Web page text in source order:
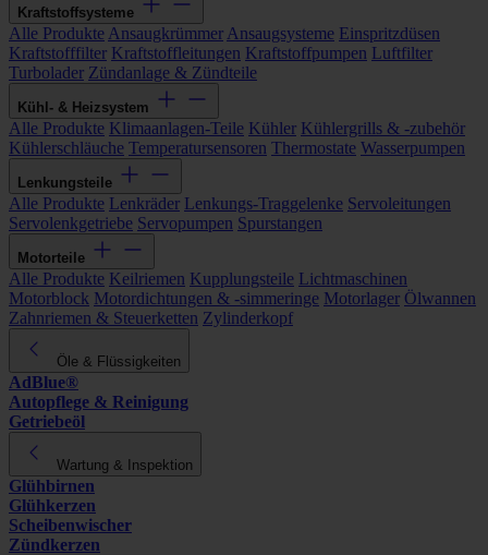
Kraftstoffsysteme
Alle Produkte Ansaugkrümmer Ansaugsysteme Einspritzdüsen
Kraftstofffilter Kraftstoffleitungen Kraftstoffpumpen Luftfilter
Turbolader Zündanlage & Zündteile
Kühl- & Heizsystem
Alle Produkte Klimaanlagen-Teile Kühler Kühlergrills & -zubehör
Kühlerschläuche Temperatursensoren Thermostate Wasserpumpen
Lenkungsteile
Alle Produkte Lenkräder Lenkungs-Traggelenke Servoleitungen
Servolenkgetriebe Servopumpen Spurstangen
Motorteile
Alle Produkte Keilriemen Kupplungsteile Lichtmaschinen
Motorblock Motordichtungen & -simmeringe Motorlager Ölwannen
Zahnriemen & Steuerketten Zylinderkopf
Öle & Flüssigkeiten
AdBlue®
Autopflege & Reinigung
Getriebeöl
Wartung & Inspektion
Glühbirnen
Glühkerzen
Scheibenwischer
Zündkerzen